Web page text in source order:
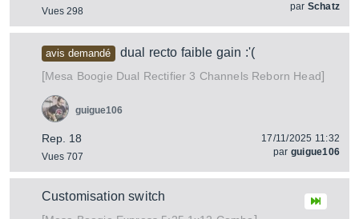
Vues 298
par Schatz
avis demandé
dual recto faible gain :'(
[Mesa Boogie Dual Rectifier 3 Channels Reborn Head]
Rep. 18
Vues 707
guigue106
17/11/2025 11:32
par guigue106
Customisation switch